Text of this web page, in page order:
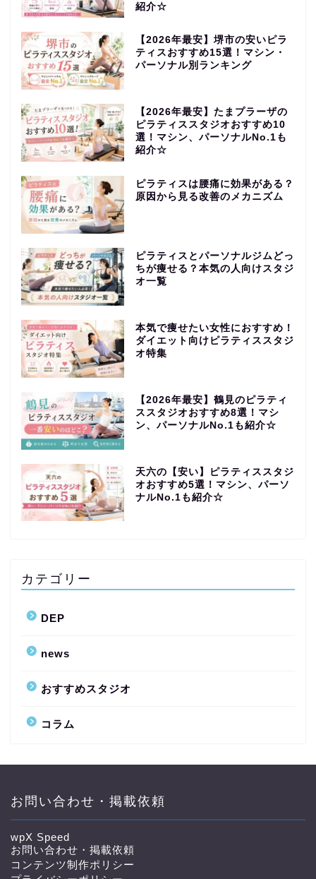
紹介☆
【2026年最安】堺市の安いピラ
ティスおすすめ15選！マシン・
パーソナル別ランキング
【2026年最安】たまプラーザの
ピラティススタジオおすすめ10
選！マシン、パーソナルNo.1も
紹介☆
ピラティスは腰痛に効果がある？
原因から見る改善のメカニズム
ピラティスとパーソナルジムどっ
ちが痩せる？本気の人向けスタジ
オ一覧
本気で痩せたい女性におすすめ！
ダイエット向けピラティススタジ
オ特集
【2026年最安】鶴見のピラティ
ススタジオおすすめ8選！マシ
ン、パーソナルNo.1も紹介☆
天六の【安い】ピラティススタジ
オおすすめ5選！マシン、パーソ
ナルNo.1も紹介☆
カテゴリー
DEP
news
おすすめスタジオ
コラム
お問い合わせ・掲載依頼
wpX Speed
お問い合わせ・掲載依頼
コンテンツ制作ポリシー